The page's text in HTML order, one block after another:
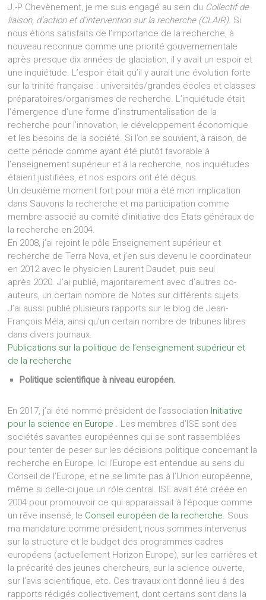
J.-P Chevènement, je me suis engagé au sein du Collectif de
liaison, d’action et d’intervention sur la recherche (CLAIR). Si
nous étions satisfaits de l’importance de la recherche, à
nouveau reconnue comme une priorité gouvernementale
après presque dix années de glaciation, il y avait un espoir et
une inquiétude. L’espoir était qu’il y aurait une évolution forte
sur la trinité française : universités/grandes écoles et classes
préparatoires/organismes de recherche. L’inquiétude était
l’émergence d’une forme d’instrumentalisation de la
recherche pour l’innovation, le développement économique
et les besoins de la société. Si l’on se souvient, à raison, de
cette période comme ayant été plutôt favorable à
l’enseignement supérieur et à la recherche, nos inquiétudes
étaient justifiées, et nos espoirs ont été déçus.
Un deuxième moment fort pour moi a été mon implication
dans Sauvons la recherche et ma participation comme
membre associé au comité d’initiative des Etats généraux de
la recherche en 2004.
En 2008, j’ai rejoint le pôle Enseignement supérieur et
recherche de Terra Nova, et j’en suis devenu le coordinateur
en 2012 avec le physicien Laurent Daudet, puis seul
après 2020. J’ai publié, majoritairement avec d’autres co-
auteurs, un certain nombre de Notes sur différents sujets.
J’ai aussi publié plusieurs rapports sur le blog de Jean-
François Méla, ainsi qu’un certain nombre de tribunes libres
dans divers journaux.
Publications sur la politique de l’enseignement supérieur et
de la recherche
Politique scientifique à niveau européen.
En 2017, j’ai été nommé président de l’association Initiative
pour la science en Europe . Les membres d’ISE sont des
sociétés savantes européennes qui se sont rassemblées
pour tenter de peser sur les décisions politique concernant la
recherche en Europe. Ici l’Europe est entendue au sens du
Conseil de l’Europe, et ne se limite pas à l’Union européenne,
même si celle-ci joue un rôle central. ISE avait été créée en
2004 pour promouvoir ce qui apparaissait à l’époque comme
un rêve insensé, le Conseil européen de la recherche. Sous
ma mandature comme président, nous sommes intervenus
sur la structure et le budget des programmes cadres
européens (actuellement Horizon Europe), sur les carrières et
la précarité des jeunes chercheurs, sur la science ouverte,
sur l’avis scientifique, etc. Ces travaux ont donné lieu à des
rapports rédigés collectivement, dont certains sont dans la